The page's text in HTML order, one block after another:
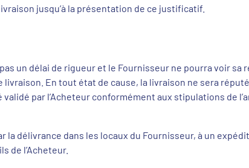
jusqu’à la présentation de ce justificatif.
un délai de rigueur et le Fournisseur ne pourra voir sa
livraison. En tout état de cause, la livraison ne sera
validé par l’Acheteur conformément aux stipulations de
la délivrance dans les locaux du Fournisseur, à un
de l’Acheteur.